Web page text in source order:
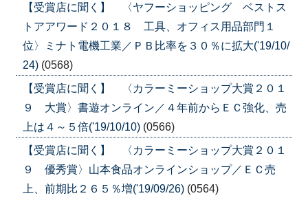
【受賞店に聞く】 〈ヤフーショッピング ベストス
トアアワード２０１８ 工具、オフィス用品部門１
位〉ミナト電機工業／ＰＢ比率を３０％に拡大('19/10/
24) (0568)
【受賞店に聞く】 〈カラーミーショップ大賞２０１
９ 大賞〉書遊オンライン／４年前からＥＣ強化、売
上は４～５倍('19/10/10) (0566)
【受賞店に聞く】 〈カラーミーショップ大賞２０１
９ 優秀賞〉山本食品オンラインショップ／ＥＣ売
上、前期比２６５％増('19/09/26) (0564)